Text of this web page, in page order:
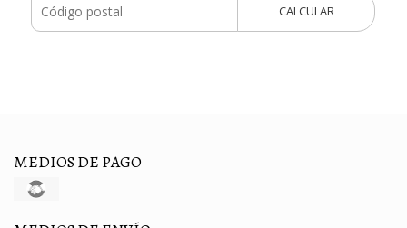
CALCULAR
MEDIOS DE PAGO